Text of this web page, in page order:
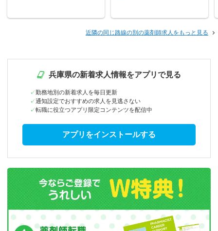
近隣の同じ路線の別の薬剤師求人をもっと見る
兵庫県の新着求人情報をアプリで見る
勤務地別の新着求人を毎日更新
通知設定でおすすめの求人を見逃さない
転職に役立つアプリ限定コンテンツを配信中
アプリをインストールする